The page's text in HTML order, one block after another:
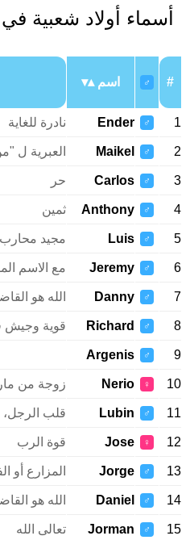
أسماء أولاد شعبية في
#
♂ اسم
1
♂
Ender نادرة للغاية
2
♂
Maikel العبرية ل
3
♂
Carlos حر
4
♂
Anthony ثمين
5
♂
Luis مجيد محارب
6
♂
Jeremy مع الاسم
7
♂
Danny الله هو
8
♂
Richard قوية وجيش
9
♂
Argenis
10
♀
Nerio زوجة من
11
♂
Lubin قلب الرجل،
12
♀
Jose قوة الرب
13
♂
Jorge المزارع أو
14
♂
Daniel الله هو
15
♂
Jorman تعالى الله